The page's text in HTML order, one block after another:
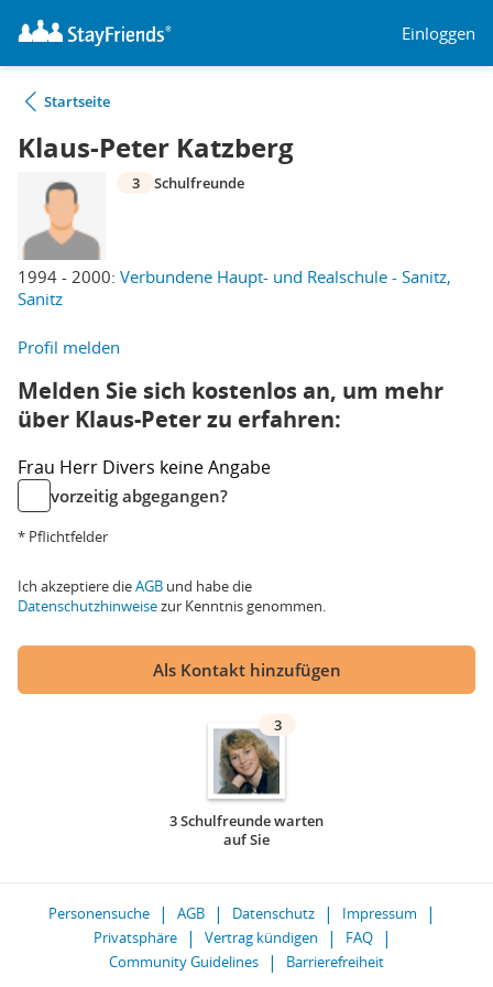
Einloggen
Startseite
Klaus-Peter Katzberg
1994 - 2000: Verbundene Haupt- und Realschule - Sanitz,
Sanitz
3 Schulfreunde
Profil melden
Melden Sie sich kostenlos an, um mehr
über Klaus-Peter zu erfahren:
Frau Herr Divers keine Angabe
vorzeitig abgegangen?
* Pflichtfelder
Ich akzeptiere dieAGB und habe die
Datenschutzhinweisezur Kenntnis genommen.
Als Kontakt hinzufügen
3
3 Schulfreunde warten
auf Sie
Personensuche AGB Datenschutz
Impressum
Privatsphäre
Vertrag kündigen
FAQ
Community Guidelines
Barrierefreiheit